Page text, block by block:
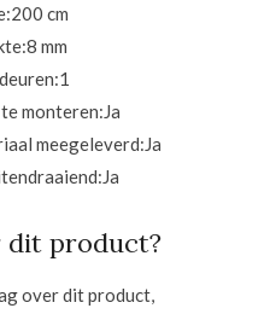
200 cm
8 mm
1
monteren:Ja
meegeleverd:Ja
Ja
dit product?
over dit product,